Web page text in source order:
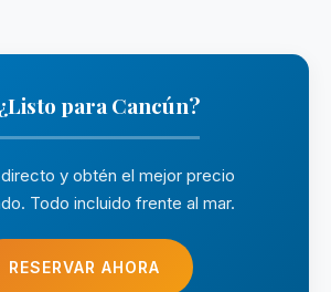
para Cancún?
y obtén el mejor precio
Todo incluido frente al mar.
RESERVAR AHORA